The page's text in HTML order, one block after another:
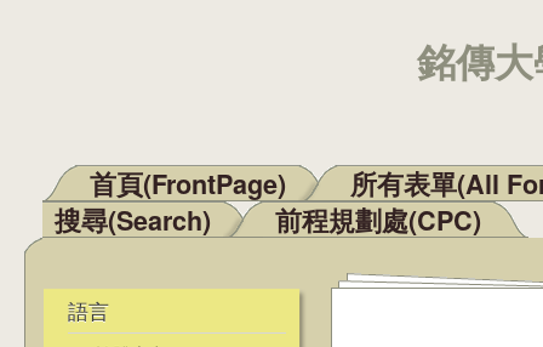
銘傳
主選單
首頁(FrontPage)
所有表單(All
搜尋(Search)
前程規劃處(CPC)
語言